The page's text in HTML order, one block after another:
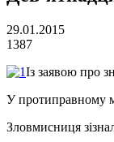
29.01.2015
1387
Із заявою про
У протиправному
Зловмисниця